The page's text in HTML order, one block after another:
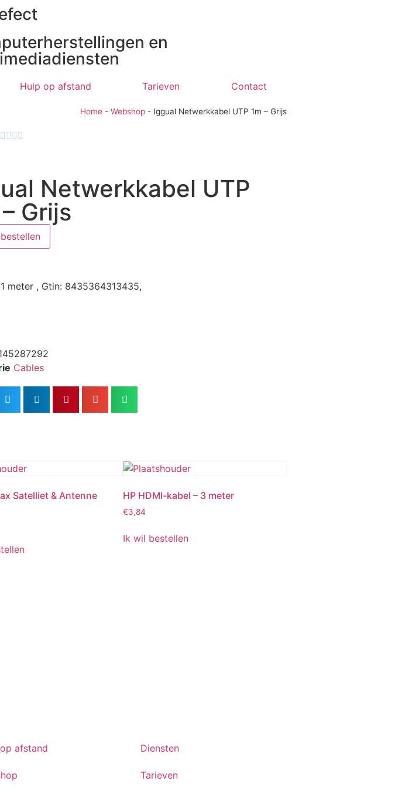
en
Hulp op afstand Tarieven Contact
Home - Webshop - Iggual Netwerkkabel UTP 1m – Grijs
   
Netwerkkabel UTP
Grijs
meter , Gtin: 8435364313435,
Cables
Satelliet & Antenne
HP HDMI-kabel – 3 meter
€3,84
Ik wil bestellen
afstand Diensten
Tarieven